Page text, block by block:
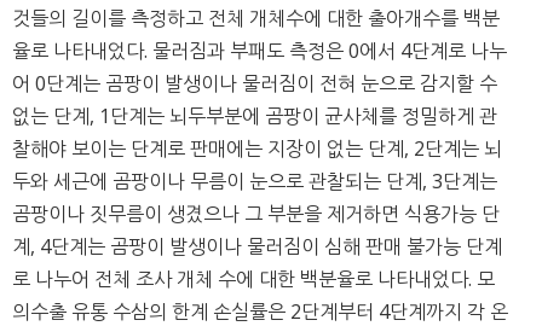
것들의 길이를 측정하고 전체 개체수에 대한 출아개수를 백분
율로 나타내었다. 물러짐과 부패도 측정은 0에서 4단계로 나누
어 0단계는 곰팡이 발생이나 물러짐이 전혀 눈으로 감지할 수
없는 단계, 1단계는 뇌두부분에 곰팡이 균사체를 정밀하게 관
찰해야 보이는 단계로 판매에는 지장이 없는 단계, 2단계는 뇌
두와 세근에 곰팡이나 무름이 눈으로 관찰되는 단계, 3단계는
곰팡이나 짓무름이 생겼으나 그 부분을 제거하면 식용가능 단
계, 4단계는 곰팡이 발생이나 물러짐이 심해 판매 불가능 단계
로 나누어 전체 조사 개체 수에 대한 백분율로 나타내었다. 모
의수출 유통 수삼의 한계 손실률은 2단계부터 4단계까지 각 온